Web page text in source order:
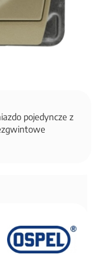
pojedyncze z